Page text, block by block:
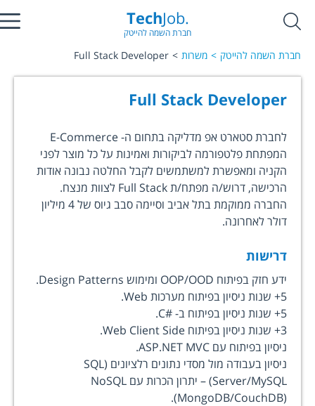
TechJob.
חברת השמה להייטק
חברת השמה להייטק משרות Full Stack Developer
Full Stack Developer
לחברת סטארט אפ מדליקה בתחום ה- E-Commerce
המפתחת פלטפורמה לביקורות ואמינות על כל מוצר לפני
הקניה ומאפשרת למשתמשים לקבל החלטה נבונה אודות
הרכישה, דרוש/ה מפתח/ת Full Stack לצוות מנצח.
החברה ממוקמת בתל אביב וסיימה סבב גיוס של 4 מיליון
דולר לאחרונה.
דרישות
ידע חזק בפיתוח OOP/OOD ומימוש Design Patterns.
5+ שנות ניסיון בפיתוח מערכות Web.
5+ שנות ניסיון בפיתוח ב-
C#
.
3+ שנות ניסיון בפיתוח Web Client Side.
ניסיון בפיתוח עם ASP.NET MVC.
ניסיון בעבודה מול מסדי נתונים רלציונים (SQL
Server/MySQL) – יתרון הכרות עם
NoSQL
(MongoDB/CouchDB)
.